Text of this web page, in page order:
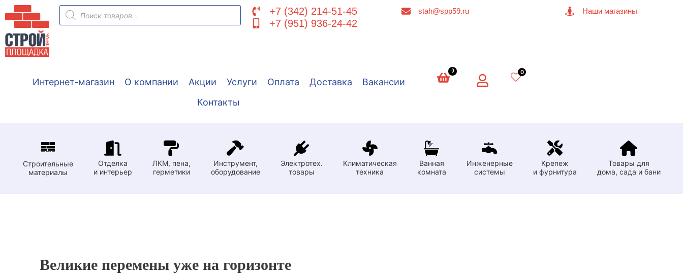
Перейти
содержимому
Поиск
товаров
+7 (342) 214-51-45
+7 (951) 936-24-42
stah@spp59.ru Наши магазины
Интернет-магазин О компании Акции Услуги Оплата Доставка
Вакансии
Контакты
0 0
Строительные
материалы
Отделка
и интерьер
ЛКМ, пена,
герметики
Инструмент,
оборудование
Электротех.
товары
Климатическая
техника
Ванная
комната
Инженерные
системы
Крепеж
и фурнитура
Товары для
дома, сада и бани
Великие перемены уже на горизонте